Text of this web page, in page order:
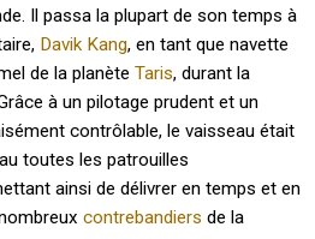
Il passa la plupart de son temps à
Davik Kang, en tant que navette
de la planèteTaris, durant la
à un pilotage prudent et un
contrôlable, le vaisseau était
toutes les patrouilles
ainsi de délivrer en temps et en
contrebandiers de la